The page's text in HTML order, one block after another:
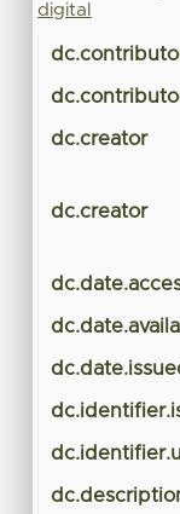
digital
dc.creator
dc.creator